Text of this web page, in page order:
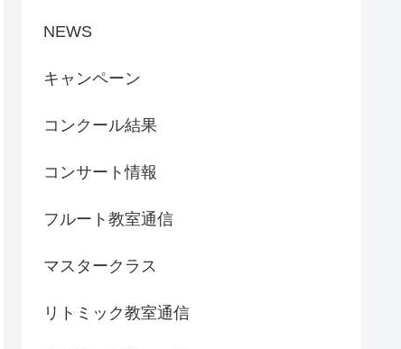
NEWS
キャンペーン
コンクール結果
コンサート情報
フルート教室通信
マスタークラス
リトミック教室通信